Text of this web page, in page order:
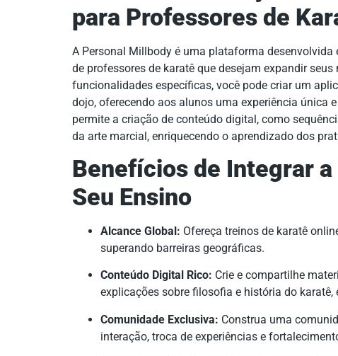
para Professores de
A Personal Millbody é uma plataforma
de professores de karatê que desejam expandir
funcionalidades específicas, você pode criar um
dojo, oferecendo aos alunos uma experiência única
permite a criação de conteúdo digital, como
da arte marcial, enriquecendo o aprendizado dos
Benefícios de Integrar
Seu Ensino
Alcance Global: Ofereça treinos de karatê
superando barreiras geográficas.
Conteúdo Digital Rico: Crie e compartilhe
explicações sobre filosofia e história do
Comunidade Exclusiva: Construa uma
interação, troca de experiências e